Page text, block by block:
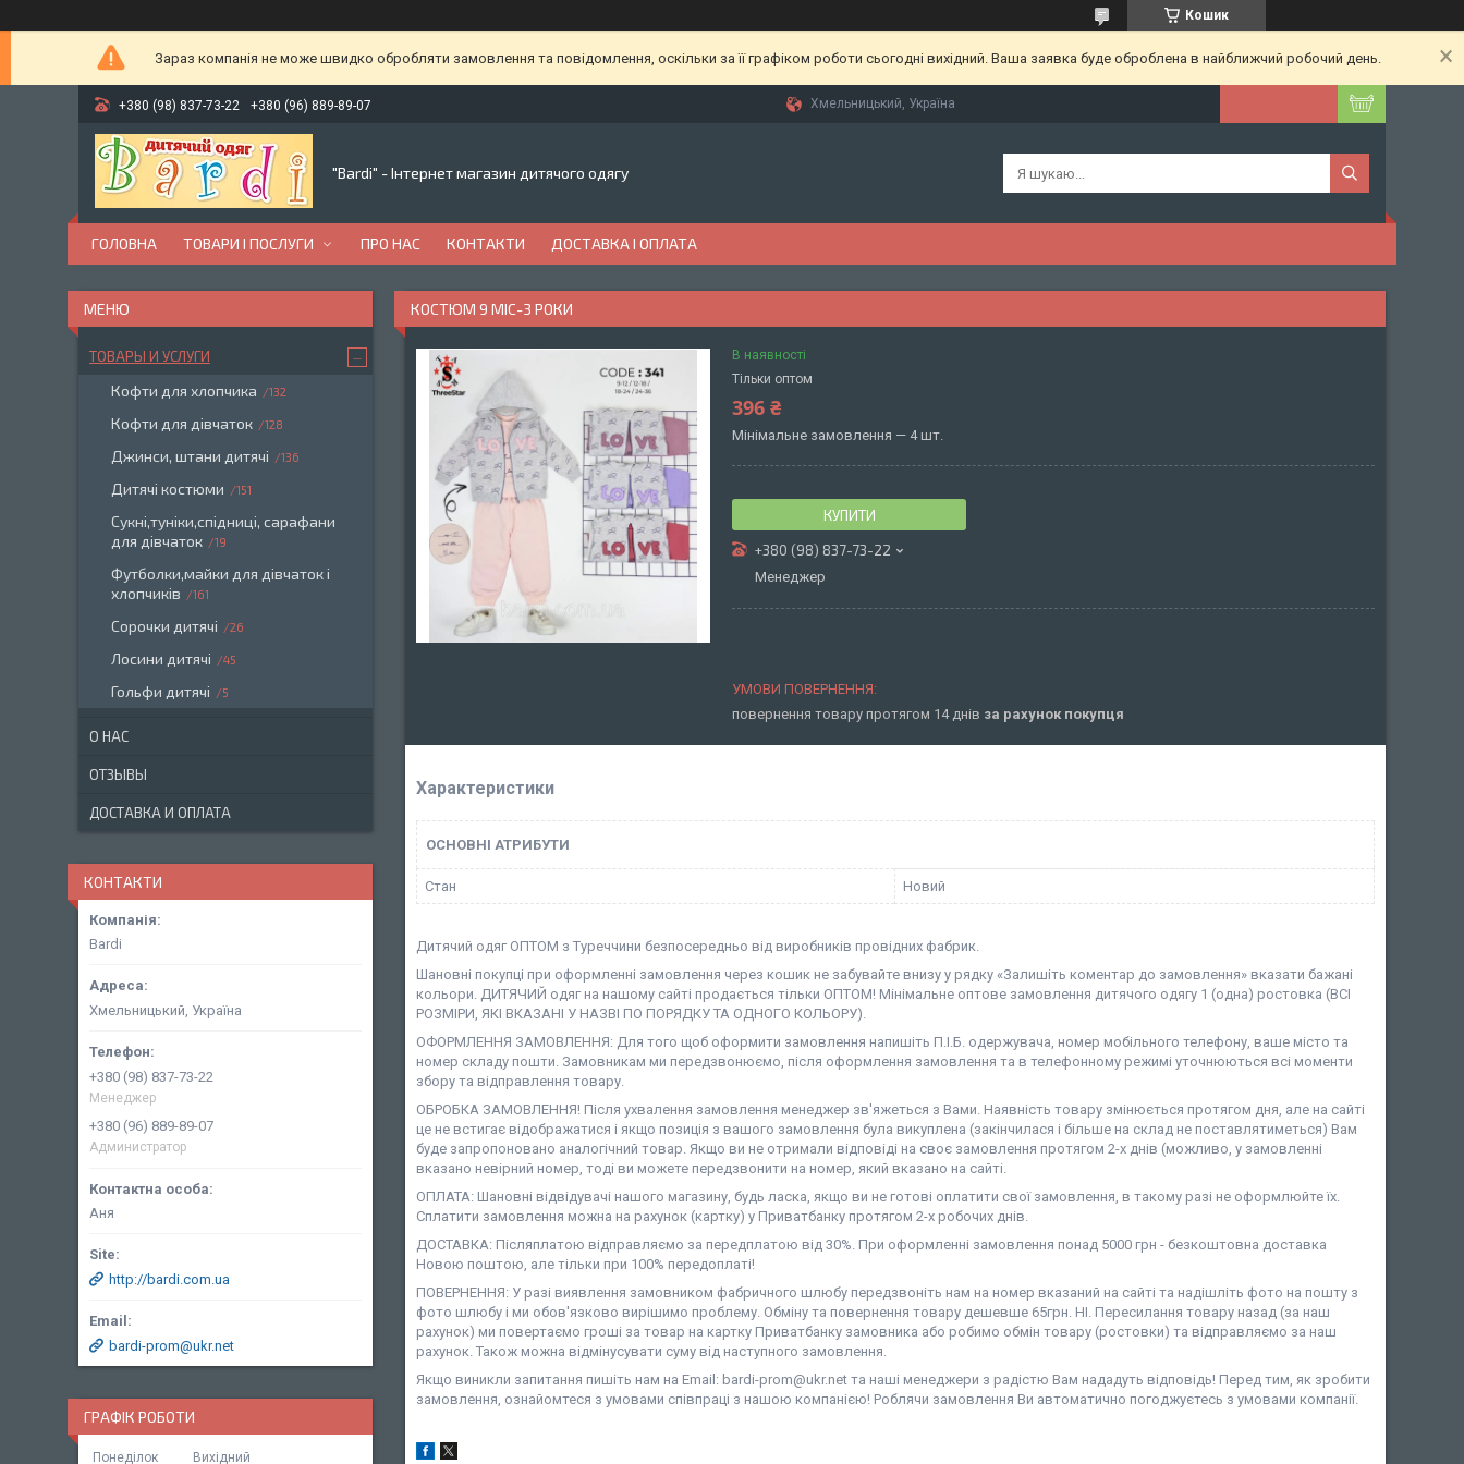
Кошик
Зараз компанія не може швидко обробляти замовлення та повідомлення, оскільки за її графіком роботи сьогодні вихідний. Ваша заявка буде оброблена в найближчий робочий день.
+380 (98) 837-73-22 +380 (96) 889-89-07 Хмельницький, Україна
"Bardi" - Інтернет магазин дитячого одягу
ГОЛОВНА ТОВАРИ І ПОСЛУГИ ПРО НАС КОНТАКТИ ДОСТАВКА І ОПЛАТА
КОСТЮМ 9 МІС-3 РОКИ
В наявності
Тільки оптом
396 ₴
Мінімальне замовлення — 4 шт.
КУПИТИ
+380 (98) 837-73-22
Менеджер
повернення товару протягом 14 днів за рахунок покупця
Характеристики
ОСНОВНІ АТРИБУТИ
Стан Новий
Дитячий одяг ОПТОМ з Туреччини безпосередньо від виробників провідних фабрик.
Шановні покупці при оформленні замовлення через кошик не забувайте внизу у рядку «Залишіть коментар до замовлення» вказати бажані
кольори. ДИТЯЧИЙ одяг на нашому сайті продається тільки ОПТОМ! Мінімальне оптове замовлення дитячого одягу 1 (одна) ростовка (ВСІ
РОЗМІРИ, ЯКІ ВКАЗАНІ У НАЗВІ ПО ПОРЯДКУ ТА ОДНОГО КОЛЬОРУ).
ОФОРМЛЕННЯ ЗАМОВЛЕННЯ: Для того щоб оформити замовлення напишіть П.І.Б. одержувача, номер мобільного телефону, ваше місто та
номер складу пошти. Замовникам ми передзвонюємо, після оформлення замовлення та в телефонному режимі уточнюються всі моменти
збору та відправлення товару.
ОБРОБКА ЗАМОВЛЕННЯ! Після ухвалення замовлення менеджер зв'яжеться з Вами. Наявність товару змінюється протягом дня, але на сайті
це не встигає відображатися і якщо позиція з вашого замовлення була викуплена (закінчилася і більше на склад не поставлятиметься) Вам
буде запропоновано аналогічний товар. Якщо ви не отримали відповіді на своє замовлення протягом 2-х днів (можливо, у замовленні
вказано невірний номер, тоді ви можете передзвонити на номер, який вказано на сайті.
ОПЛАТА: Шановні відвідувачі нашого магазину, будь ласка, якщо ви не готові оплатити свої замовлення, в такому разі не оформлюйте їх.
Сплатити замовлення можна на рахунок (картку) у Приватбанку протягом 2-х робочих днів.
ДОСТАВКА: Післяплатою відправляємо за передплатою від 30%. При оформленні замовлення понад 5000 грн - безкоштовна доставка
Новою поштою, але тільки при 100% передоплаті!
ПОВЕРНЕННЯ: У разі виявлення замовником фабричного шлюбу передзвоніть нам на номер вказаний на сайті та надішліть фото на пошту з
фото шлюбу і ми обов'язково вирішимо проблему. Обміну та повернення товару дешевше 65грн. НІ. Пересилання товару назад (за наш
рахунок) ми повертаємо гроші за товар на картку Приватбанку замовника або робимо обмін товару (ростовки) та відправляємо за наш
рахунок. Також можна відмінусувати суму від наступного замовлення.
Якщо виникли запитання пишіть нам на Email: bardi-prom@ukr.net та наші менеджери з радістю Вам нададуть відповідь! Перед тим, як зробити
замовлення, ознайомтеся з умовами співпраці з нашою компанією! Роблячи замовлення Ви автоматично погоджуєтесь з умовами компанії.
ТОВАРЫ И УСЛУГИ
Кофти для хлопчика 132
Кофти для дівчаток 128
Джинси, штани дитячі 136
Дитячі костюми 151
Сукні,туніки,спідниці, сарафани
для дівчаток
19
Футболки,майки для дівчаток і
хлопчиків
161
Сорочки дитячі 26
Лосини дитячі 45
Гольфи дитячі 5
О НАС
ОТЗЫВЫ
ДОСТАВКА И ОПЛАТА
КОНТАКТИ
Bardi
Хмельницький, Україна
+380 (98) 837-73-22
Менеджер
+380 (96) 889-89-07
Администратор
Аня
http://bardi.com.ua
bardi-prom@ukr.net
ГРАФІК РОБОТИ
Понеділок Вихідний